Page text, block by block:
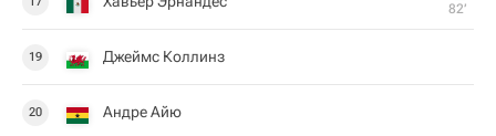
82‎’‎
19 Джеймс Коллинз
20 Андре Айю